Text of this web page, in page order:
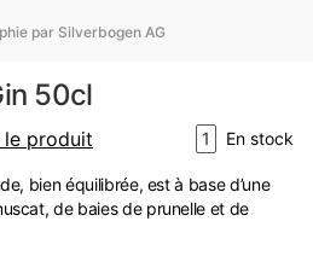
par Silverbogen AG
50cl
le produit 1 En stock
bien équilibrée, est à base d’une
de baies de prunelle et de